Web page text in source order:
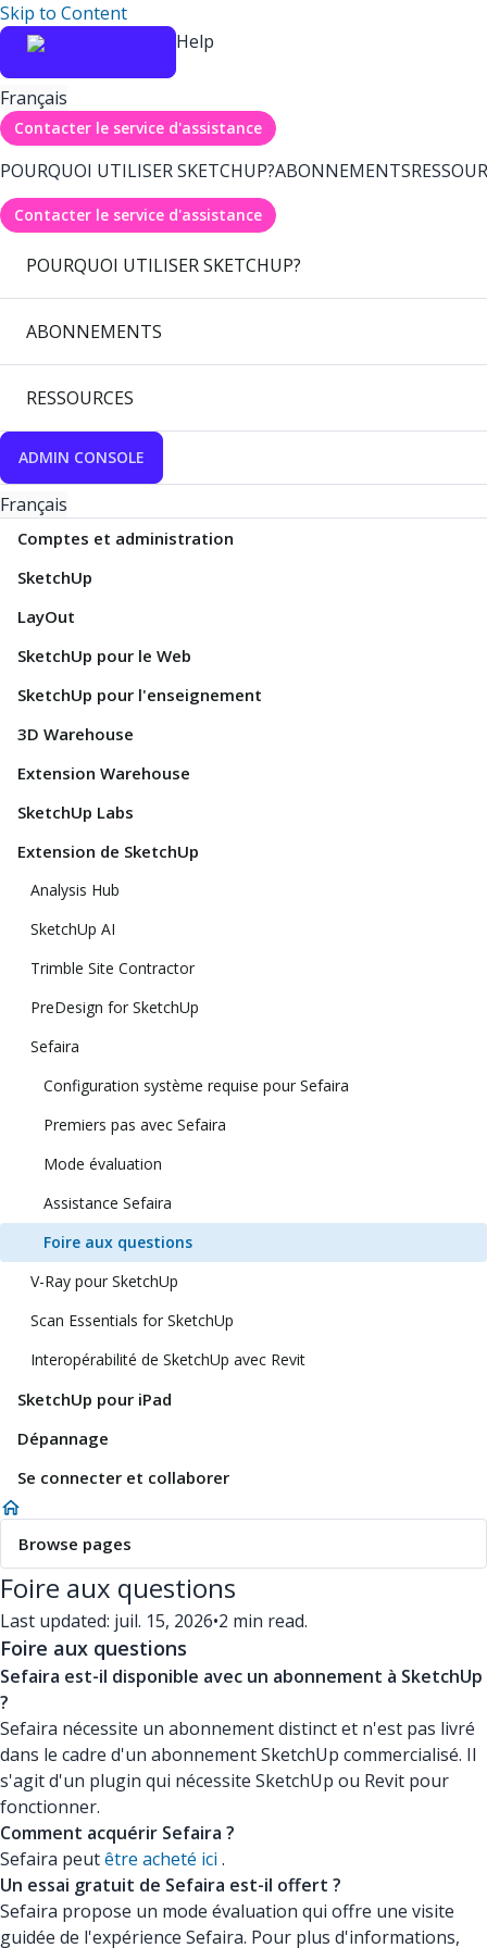
Skip to Content
Help
Français
Contacter le service d'assistance
POURQUOI UTILISER SKETCHUP?ABONNEMENTS
Contacter le service d'assistance
POURQUOI UTILISER SKETCHUP?
ABONNEMENTS
RESSOURCES
ADMIN CONSOLE
Français
Comptes et administration
SketchUp
LayOut
SketchUp pour le Web
SketchUp pour l'enseignement
3D Warehouse
Extension Warehouse
SketchUp Labs
Extension de SketchUp
Analysis Hub
SketchUp AI
Trimble Site Contractor
PreDesign for SketchUp
Sefaira
Configuration système requise pour Sefaira
Premiers pas avec Sefaira
Mode évaluation
Assistance Sefaira
Foire aux questions
V-Ray pour SketchUp
Scan Essentials for SketchUp
Interopérabilité de SketchUp avec Revit
SketchUp pour iPad
Dépannage
Se connecter et collaborer
Browse pages
Foire aux questions
Last updated: juil. 15, 2026•2 min read.
Foire aux questions
Sefaira est-il disponible avec un abonnement à SketchUp
?
Sefaira nécessite un abonnement distinct et n'est pas livré
dans le cadre d'un abonnement SketchUp commercialisé. Il
s'agit d'un plugin qui nécessite SketchUp ou Revit pour
fonctionner.
Comment acquérir Sefaira ?
Sefaira peutêtre acheté ici .
Un essai gratuit de Sefaira est-il offert ?
Sefaira propose un mode évaluation qui offre une visite
guidée de l'expérience Sefaira. Pour plus d'informations,